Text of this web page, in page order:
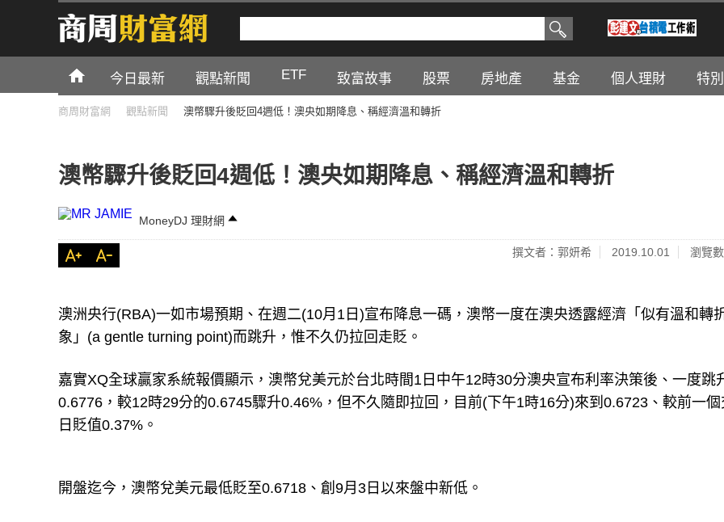
今日最新 觀點新聞 ETF 致富故事 股票 房地產 基金 個人理財 特
商周財富網 觀點新聞 澳幣驟升後貶回4週低！澳央如期降息、稱經濟溫和轉折
澳幣驟升後貶回4週低！澳央如期降息、稱經濟溫和轉折
MoneyDJ 理財網
撰文者：郭妍希 2019.10.01 瀏覽
澳洲央行(RBA)一如市場預期、在週二(10月1日)宣布降息一碼，澳幣一度在澳央透露經濟「似有溫和轉
象」(a gentle turning point)而跳升，惟不久仍拉回走貶。
嘉實XQ全球贏家系統報價顯示，澳幣兌美元於台北時間1日中午12時30分澳央宣布利率決策後、一度跳
0.6776，較12時29分的0.6745驟升0.46%，但不久隨即拉回，目前(下午1時16分)來到0.6723、較前一個
日貶值0.37%。
開盤迄今，澳幣兌美元最低貶至0.6718、創9月3日以來盤中新低。